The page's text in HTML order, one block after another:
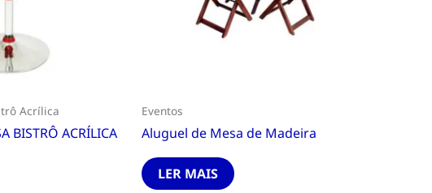
Acrílica
BISTRÔ ACRÍLICA
Eventos
Aluguel de Mesa de Madeira
LER MAIS